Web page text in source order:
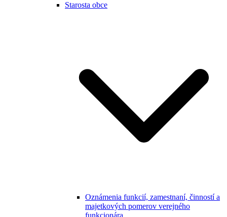
Starosta obce
Oznámenia funkcií, zamestnaní, činností a
majetkových pomerov verejného
funkcionára